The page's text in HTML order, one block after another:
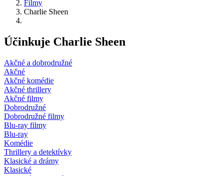
Filmy
Charlie Sheen
Účinkuje Charlie Sheen
Akčné a dobrodružné
Akčné
Akčné komédie
Akčné thrillery
Akčné filmy
Dobrodružné
Dobrodružné filmy
Blu-ray filmy
Blu-ray
Komédie
Thrillery a detektívky
Klasické a drámy
Klasické